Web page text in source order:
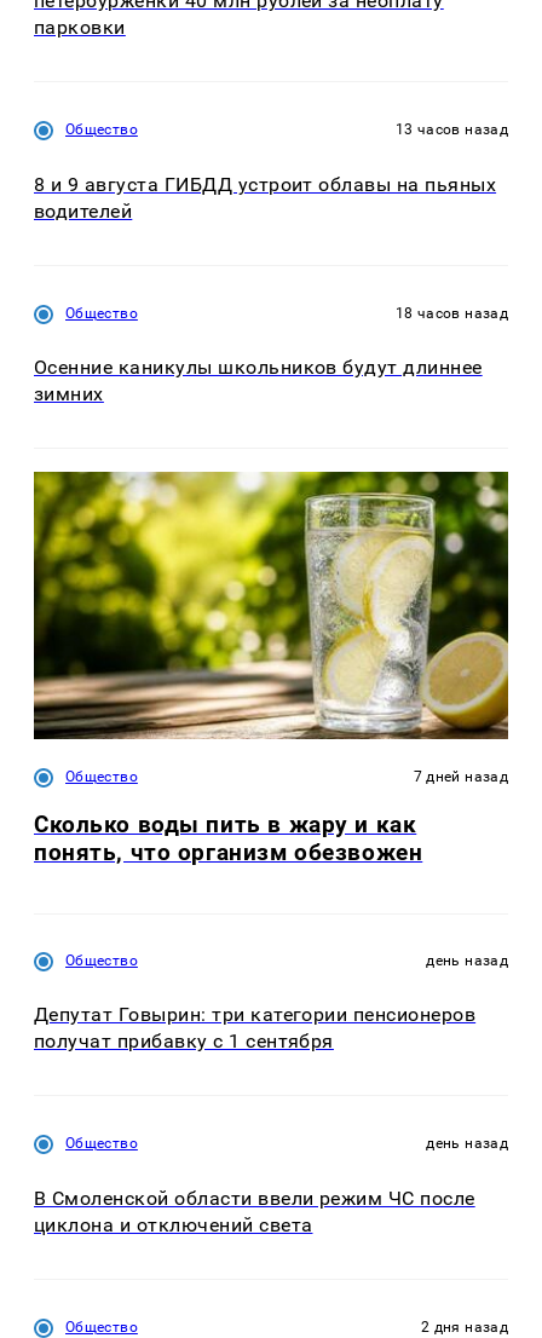
парковки
Общество 13 часов назад
8 и 9 августа ГИБДД устроит облавы на пьяных
водителей
Общество 18 часов назад
Осенние каникулы школьников будут длиннее
зимних
Общество 7 дней назад
Сколько воды пить в жару и как
понять, что организм обезвожен
Общество день назад
Депутат Говырин: три категории пенсионеров
получат прибавку с 1 сентября
Общество день назад
В Смоленской области ввели режим ЧС после
циклона и отключений света
Общество 2 дня назад